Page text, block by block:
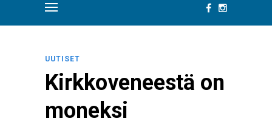
UUTISET
Kirkkoveneestä on
moneksi